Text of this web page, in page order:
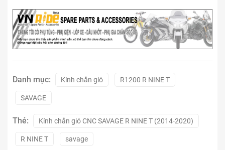
Danh mục: Kính chắn gió R1200 R NINE T
SAVAGE
Thẻ: Kính chắn gió CNC SAVAGE R NINE T (2014-2020)
R NINE T savage